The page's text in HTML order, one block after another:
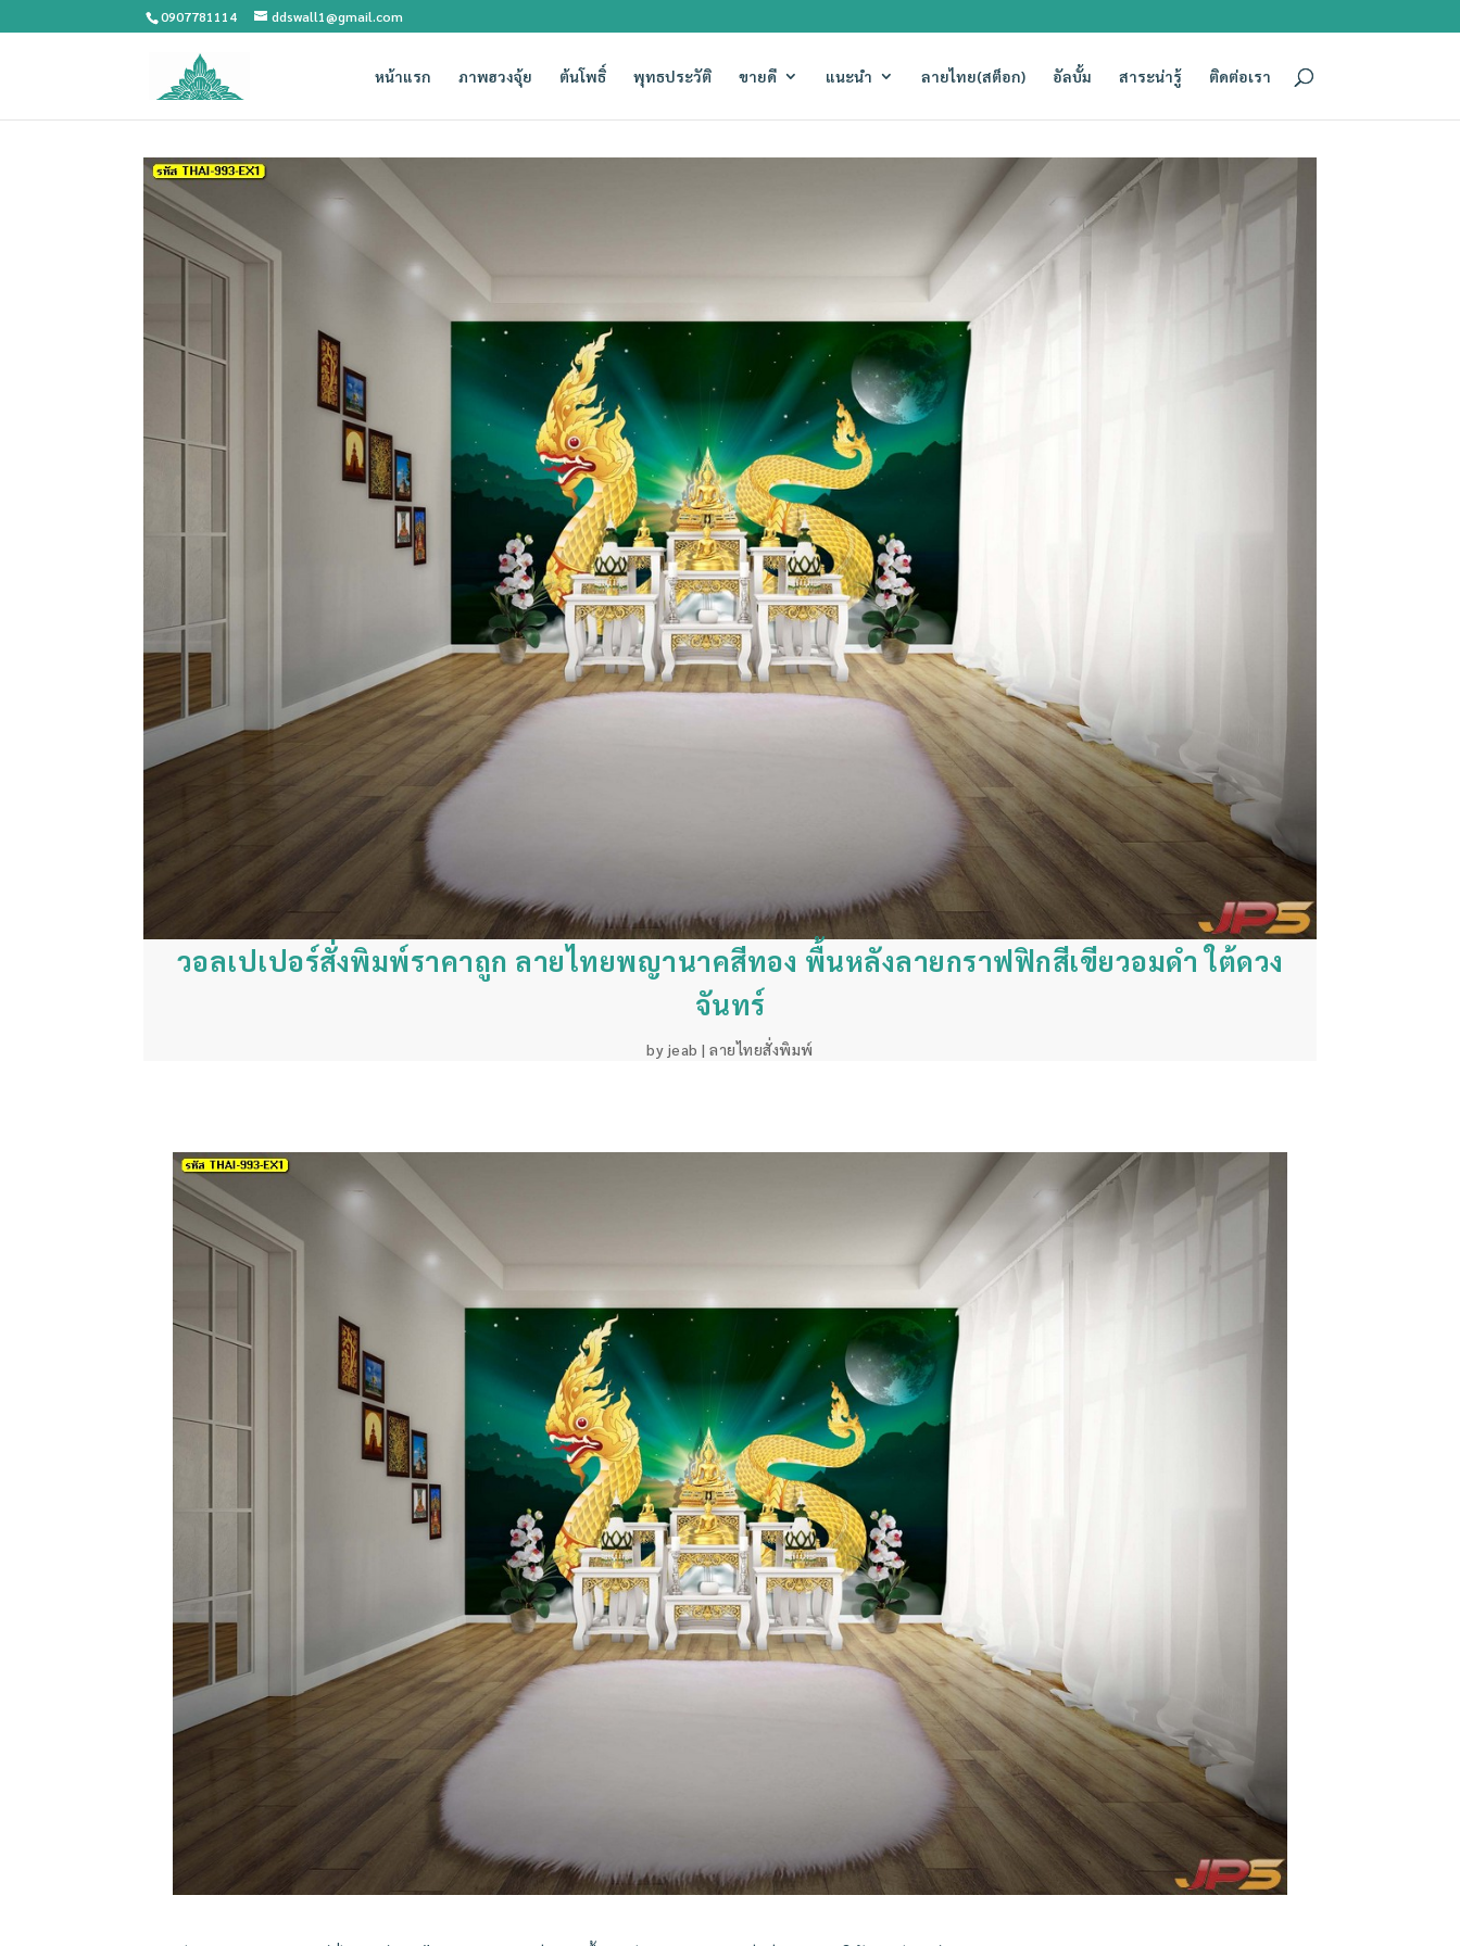
0907781114 ddswall1@gmail.com
หน้าแรก ภาพฮวงจุ้ย ต้นโพธิ์ พุทธประวัติ ขายดี แนะนำ ลายไทย(สต็อก) อัลบั้ม สาระน่ารู้ ติดต่อเรา
วอลเปเปอร์สั่งพิมพ์ราคาถูก ลายไทยพญานาคสีทอง พื้นหลังลายกราฟฟิกสีเขียวอมดำ ใต้ดวง
จันทร์
by jeab |ลายไทยสั่งพิมพ์